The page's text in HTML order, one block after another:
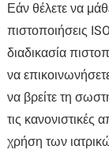
Εάν θέλετε να
πιστοποιήσεις
διαδικασία
να
να βρείτε τη
τις κανονιστικές
χρήση των